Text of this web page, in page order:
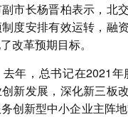
市长杨晋柏表示，北
度安排有效运转，融
改革预期目标。
年，总书记在2021年
新发展，深化新三板
创新型中小企业主阵